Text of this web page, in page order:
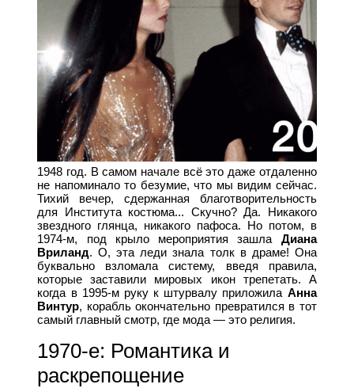
1948 год. В самом начале всё это даже отдаленно
не напоминало то безумие, что мы видим сейчас.
Тихий вечер, сдержанная благотворительность
для Института костюма... Скучно? Да. Никакого
звездного глянца, никакого пафоса. Но потом, в
1974-м, под крыло мероприятия зашла Диана
Вриланд. О, эта леди знала толк в драме! Она
буквально взломала систему, введя правила,
которые заставили мировых икон трепетать. А
когда в 1995-м руку к штурвалу приложила Анна
Винтур, корабль окончательно превратился в тот
самый главный смотр, где мода — это религия.
1970-е: Романтика и
раскрепощение